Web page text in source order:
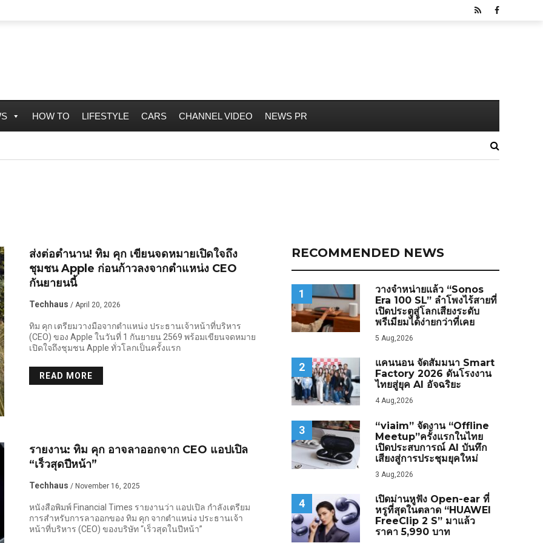
HOW TO LIFESTYLE CARS CHANNEL VIDEO NEWS PR
ส่งต่อตำนาน! ทิม คุก เขียนจดหมายเปิดใจถึง
ชุมชน Apple ก่อนก้าวลงจากตำแหน่ง CEO
กันยายนนี้
Techhaus / April 20, 2026
ทิม คุก เตรียมวางมือจากตำแหน่ง ประธานเจ้าหน้าที่บริหาร
(CEO) ของ Apple ในวันที่ 1 กันยายน 2569 พร้อมเขียนจดหมาย
เปิดใจถึงชุมชน Apple ทั่วโลกเป็นครั้งแรก
READ MORE
รายงาน: ทิม คุก อาจลาออกจาก CEO แอปเปิล
“เร็วสุดปีหน้า”
Techhaus / November 16, 2025
หนังสือพิมพ์ Financial Times รายงานว่า แอปเปิล กำลังเตรียม
การสำหรับการลาออกของ ทิม คุก จากตำแหน่ง ประธานเจ้า
หน้าที่บริหาร (CEO) ของบริษัท “เร็วสุดในปีหน้า”
RECOMMENDED NEWS
1
วางจำหน่ายแล้ว “Sonos
Era 100 SL” ลำโพงไร้สายที่
เปิดประตูสู่โลกเสียงระดับ
พรีเมียมได้ง่ายกว่าที่เคย
5 Aug,2026
2
แคนนอน จัดสัมมนา Smart
Factory 2026 ดันโรงงาน
ไทยสู่ยุค AI อัจฉริยะ
4 Aug,2026
3
“viaim” จัดงาน “Offline
Meetup”ครั้งแรกในไทย
เปิดประสบการณ์ AI บันทึก
เสียงสู่การประชุมยุคใหม่
3 Aug,2026
4
เปิดม่านหูฟัง Open-ear ที่
หรูที่สุดในตลาด “HUAWEI
FreeClip 2 S” มาแล้ว
ราคา 5,990 บาท